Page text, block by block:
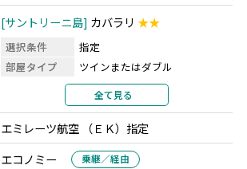
サントリーニ島 カバラリ ★★
選択条件
指定
部屋タイプ
ツインまたはダブル
2名1室利用
部屋カテゴリ
指定なし
アテネ プラカ ホテル★★★
選択条件
指定
全て見る
エミレーツ航空 （ＥＫ）指定
エコノミー 乗継／経由